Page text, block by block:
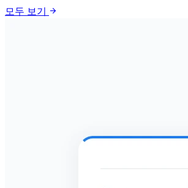
모두 보기 arrow_forward